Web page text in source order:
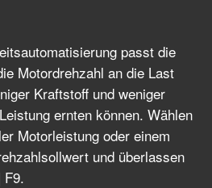
passt die
Motordrehzahl an die Last
Kraftstoff und weniger
ernten können. Wählen
Motorleistung oder einem
und überlassen
F9.